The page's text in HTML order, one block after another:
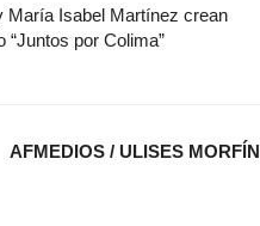
María Isabel Martínez crean
“Juntos por Colima”
AFMEDIOS / ULISES MORFÍN